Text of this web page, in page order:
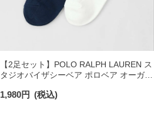
【2足セット】POLO RALPH LAUREN ス
タジオバイザシーベア ポロベア オーガニ
ンズ レディース 92009650
1,980円 (税込)